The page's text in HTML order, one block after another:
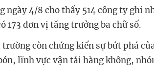
ngày 4/8 cho thấy 514 công ty ghi
173 đơn vị tăng trưởng ba chữ số.
còn chứng kiến sự bứt phá
lĩnh vực vận tải hàng không,